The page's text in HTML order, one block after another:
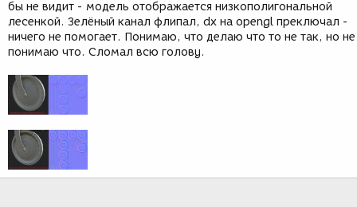
бы не видит - модель отображается низкополигональной
лесенкой. Зелёный канал флипал, dx на opengl преключал -
ничего не помогает. Понимаю, что делаю что то не так, но не
понимаю что. Сломал всю голову.